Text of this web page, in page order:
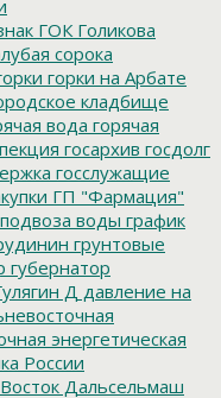
ГОК Голикова
сорока
горки на Арбате
кладбище
вода горячая
госархив госдолг
госслужащие
ГП "Фармация"
воды график
грунтовые
губернатор
Д давление на
энергетическая
России
Дальсельмаш